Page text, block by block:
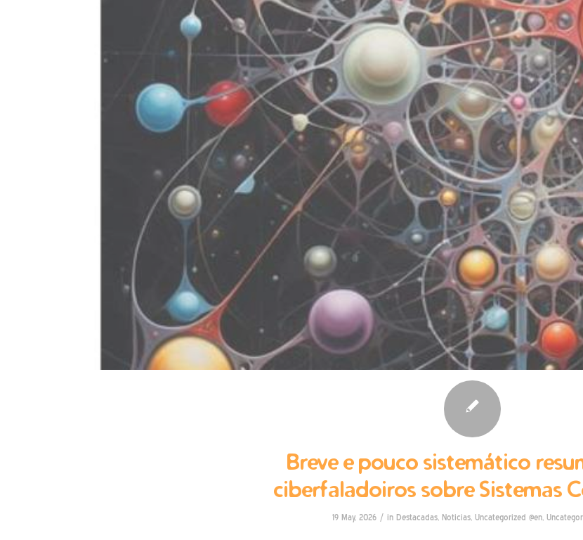
Breve e pouco sistemático
ciberfaladoiros sobre Sistemas
19 May, 2026 / in Destacadas Noticias Uncategorized @en